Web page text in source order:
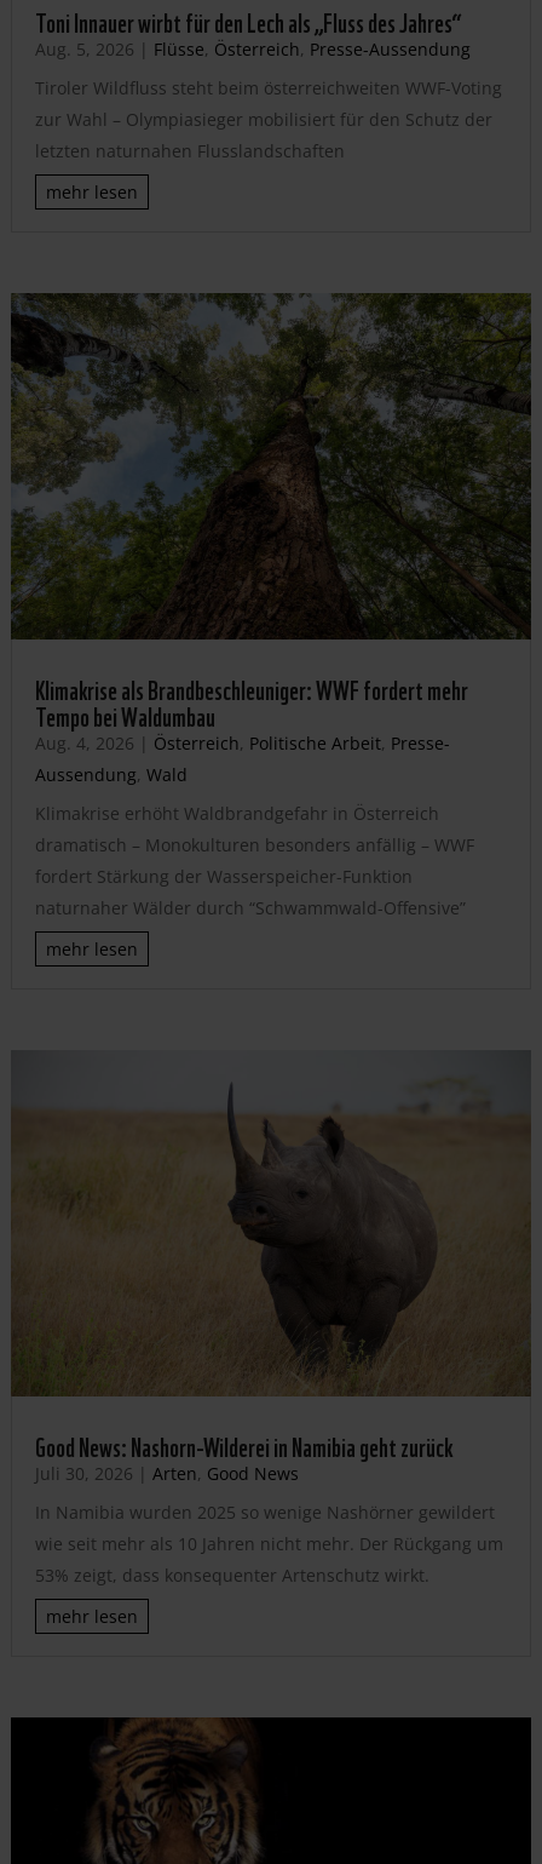
Toni Innauer wirbt für den Lech als „Fluss des Jahres“
Aug. 5, 2026 | Flüsse, Österreich, Presse-Aussendung
Tiroler Wildfluss steht beim österreichweiten WWF-Voting
zur Wahl – Olympiasieger mobilisiert für den Schutz der
letzten naturnahen Flusslandschaften
mehr lesen
Klimakrise als Brandbeschleuniger: WWF fordert mehr
Tempo bei Waldumbau
Aug. 4, 2026 | Österreich, Politische Arbeit, Presse-
Aussendung, Wald
Klimakrise erhöht Waldbrandgefahr in Österreich
dramatisch – Monokulturen besonders anfällig – WWF
fordert Stärkung der Wasserspeicher-Funktion
naturnaher Wälder durch “Schwammwald-Offensive”
mehr lesen
Good News: Nashorn-Wilderei in Namibia geht zurück
Juli 30, 2026 | Arten, Good News
In Namibia wurden 2025 so wenige Nashörner gewildert
wie seit mehr als 10 Jahren nicht mehr. Der Rückgang um
53% zeigt, dass konsequenter Artenschutz wirkt.
mehr lesen